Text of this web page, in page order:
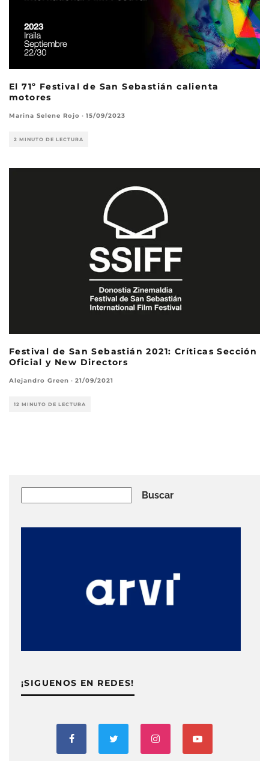
El 71º Festival de San Sebastián calienta
motores
Marina Selene Rojo · 15/09/2023
2 MINUTO DE LECTURA
Festival de San Sebastián 2021: Críticas Sección
Oficial y New Directors
Alejandro Green · 21/09/2021
12 MINUTO DE LECTURA
Buscar
¡SIGUENOS EN REDES!